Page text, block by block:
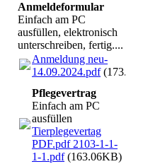
Anmeldeformular
Einfach am PC
ausfüllen, elektronisch
unterschreiben, fertig....
Anmeldung neu-
14.09.2024.pdf
Pflegevertrag
Einfach am PC
ausfüllen
Tierplegevertag
PDF.pdf 2103-1-1-
1-1.pdf(163.06KB)